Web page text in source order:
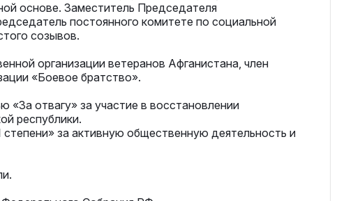
основе. Заместитель Председателя
постоянного комитете по социальной
созывов.
организации ветеранов Афганистана, член
«Боевое братство».
отвагу» за участие в восстановлении
республики.
за активную общественную деятельность и